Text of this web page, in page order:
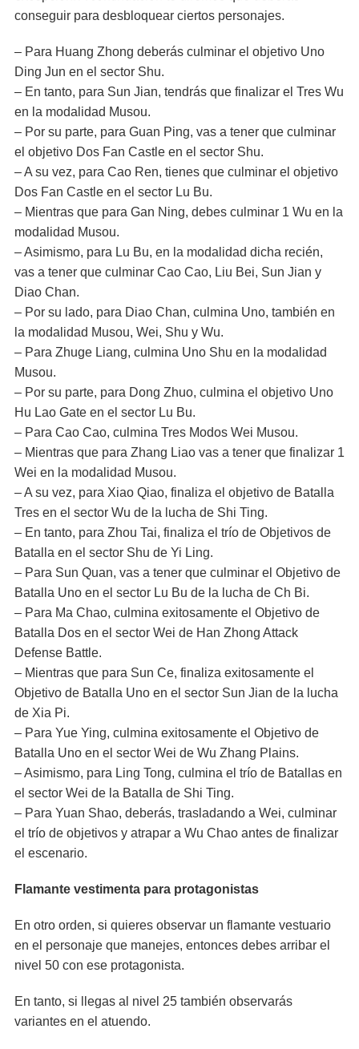
conseguir para desbloquear ciertos personajes.
– Para Huang Zhong deberás culminar el objetivo Uno
Ding Jun en el sector Shu.
– En tanto, para Sun Jian, tendrás que finalizar el Tres Wu
en la modalidad Musou.
– Por su parte, para Guan Ping, vas a tener que culminar
el objetivo Dos Fan Castle en el sector Shu.
– A su vez, para Cao Ren, tienes que culminar el objetivo
Dos Fan Castle en el sector Lu Bu.
– Mientras que para Gan Ning, debes culminar 1 Wu en la
modalidad Musou.
– Asimismo, para Lu Bu, en la modalidad dicha recién,
vas a tener que culminar Cao Cao, Liu Bei, Sun Jian y
Diao Chan.
– Por su lado, para Diao Chan, culmina Uno, también en
la modalidad Musou, Wei, Shu y Wu.
– Para Zhuge Liang, culmina Uno Shu en la modalidad
Musou.
– Por su parte, para Dong Zhuo, culmina el objetivo Uno
Hu Lao Gate en el sector Lu Bu.
– Para Cao Cao, culmina Tres Modos Wei Musou.
– Mientras que para Zhang Liao vas a tener que finalizar 1
Wei en la modalidad Musou.
– A su vez, para Xiao Qiao, finaliza el objetivo de Batalla
Tres en el sector Wu de la lucha de Shi Ting.
– En tanto, para Zhou Tai, finaliza el trío de Objetivos de
Batalla en el sector Shu de Yi Ling.
– Para Sun Quan, vas a tener que culminar el Objetivo de
Batalla Uno en el sector Lu Bu de la lucha de Ch Bi.
– Para Ma Chao, culmina exitosamente el Objetivo de
Batalla Dos en el sector Wei de Han Zhong Attack
Defense Battle.
– Mientras que para Sun Ce, finaliza exitosamente el
Objetivo de Batalla Uno en el sector Sun Jian de la lucha
de Xia Pi.
– Para Yue Ying, culmina exitosamente el Objetivo de
Batalla Uno en el sector Wei de Wu Zhang Plains.
– Asimismo, para Ling Tong, culmina el trío de Batallas en
el sector Wei de la Batalla de Shi Ting.
– Para Yuan Shao, deberás, trasladando a Wei, culminar
el trío de objetivos y atrapar a Wu Chao antes de finalizar
el escenario.
Flamante vestimenta para protagonistas
En otro orden, si quieres observar un flamante vestuario
en el personaje que manejes, entonces debes arribar el
nivel 50 con ese protagonista.
En tanto, si llegas al nivel 25 también observarás
variantes en el atuendo.